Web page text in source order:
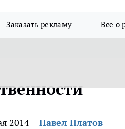
Заказать рекламу Все о
2014 Павел Платов